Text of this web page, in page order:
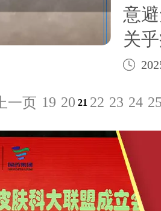
意
关
到
状
其
段
过
上一页 19 20 21 22 23 24